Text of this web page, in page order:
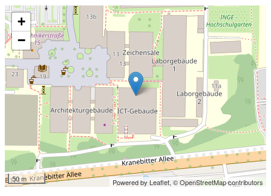
+
−
50 m Powered by Leaflet,© OpenStreetMap contributors